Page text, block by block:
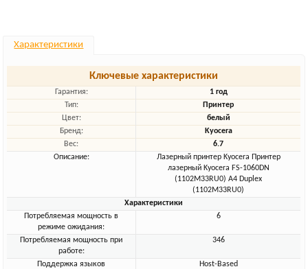
Характеристики
Ключевые характеристики
Гарантия:
1 год
Тип:
Принтер
Цвет:
белый
Бренд:
Kyocera
Вес:
6.7
Описание:
Лазерный принтер Kyocera Принтер
лазерный Kyocera FS-1060DN
(1102M33RU0) A4 Duplex
(1102M33RU0)
Характеристики
Потребляемая мощность в
режиме ожидания:
6
Потребляемая мощность при
работе:
346
Поддержка языков
Host-Based